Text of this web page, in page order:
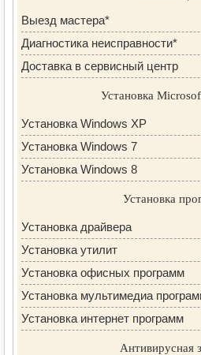
Выезд мастера*
Диагностика неисправности*
Доставка в сервисный центр
Установка
Установка Windows XP
Установка Windows 7
Установка Windows 8
Установка
Установка драйвера
Установка утилит
Установка офисных программ
Установка мультимедиа
Установка интернет программ
Антивирусная